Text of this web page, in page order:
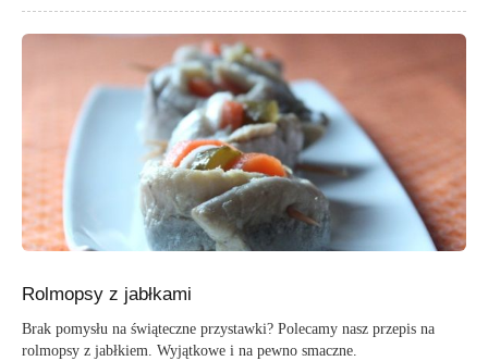
Rolmopsy z jabłkami
Brak pomysłu na świąteczne przystawki? Polecamy nasz przepis na
rolmopsy z jabłkiem. Wyjątkowe i na pewno smaczne.